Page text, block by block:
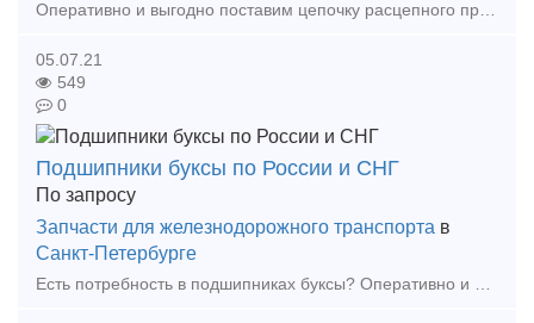
Оперативно и выгодно поставим цепочку расцепного привода 106.01.010-0, 48.06.18СБ. Работаем не только по всей России, но и по странам СНГ. Паспорта качества на продукцию в наличии
05.07.21
549
0
Подшипники буксы по России и СНГ
По запросу
Запчасти для железнодорожного транспорта в
Санкт-Петербурге
Есть потребность в подшипниках буксы? Оперативно и по выгодным ценам поставим подшипники буксы 36-42726 Е2М/36-232726 Е2М. Организуем поставки по всей России, а также странам СН